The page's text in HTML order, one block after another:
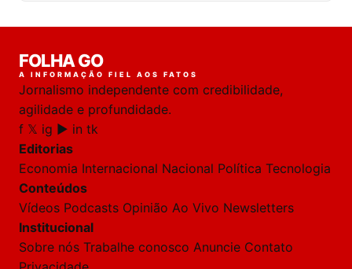
FOLHA GO
A INFORMAÇÃO FIEL AOS FATOS
Jornalismo independente com credibilidade,
agilidade e profundidade.
f 𝕏 ig ▶ in tk
Editorias
Economia Internacional Nacional Política Tecnologia
Conteúdos
Vídeos Podcasts Opinião Ao Vivo Newsletters
Institucional
Sobre nós Trabalhe conosco Anuncie Contato